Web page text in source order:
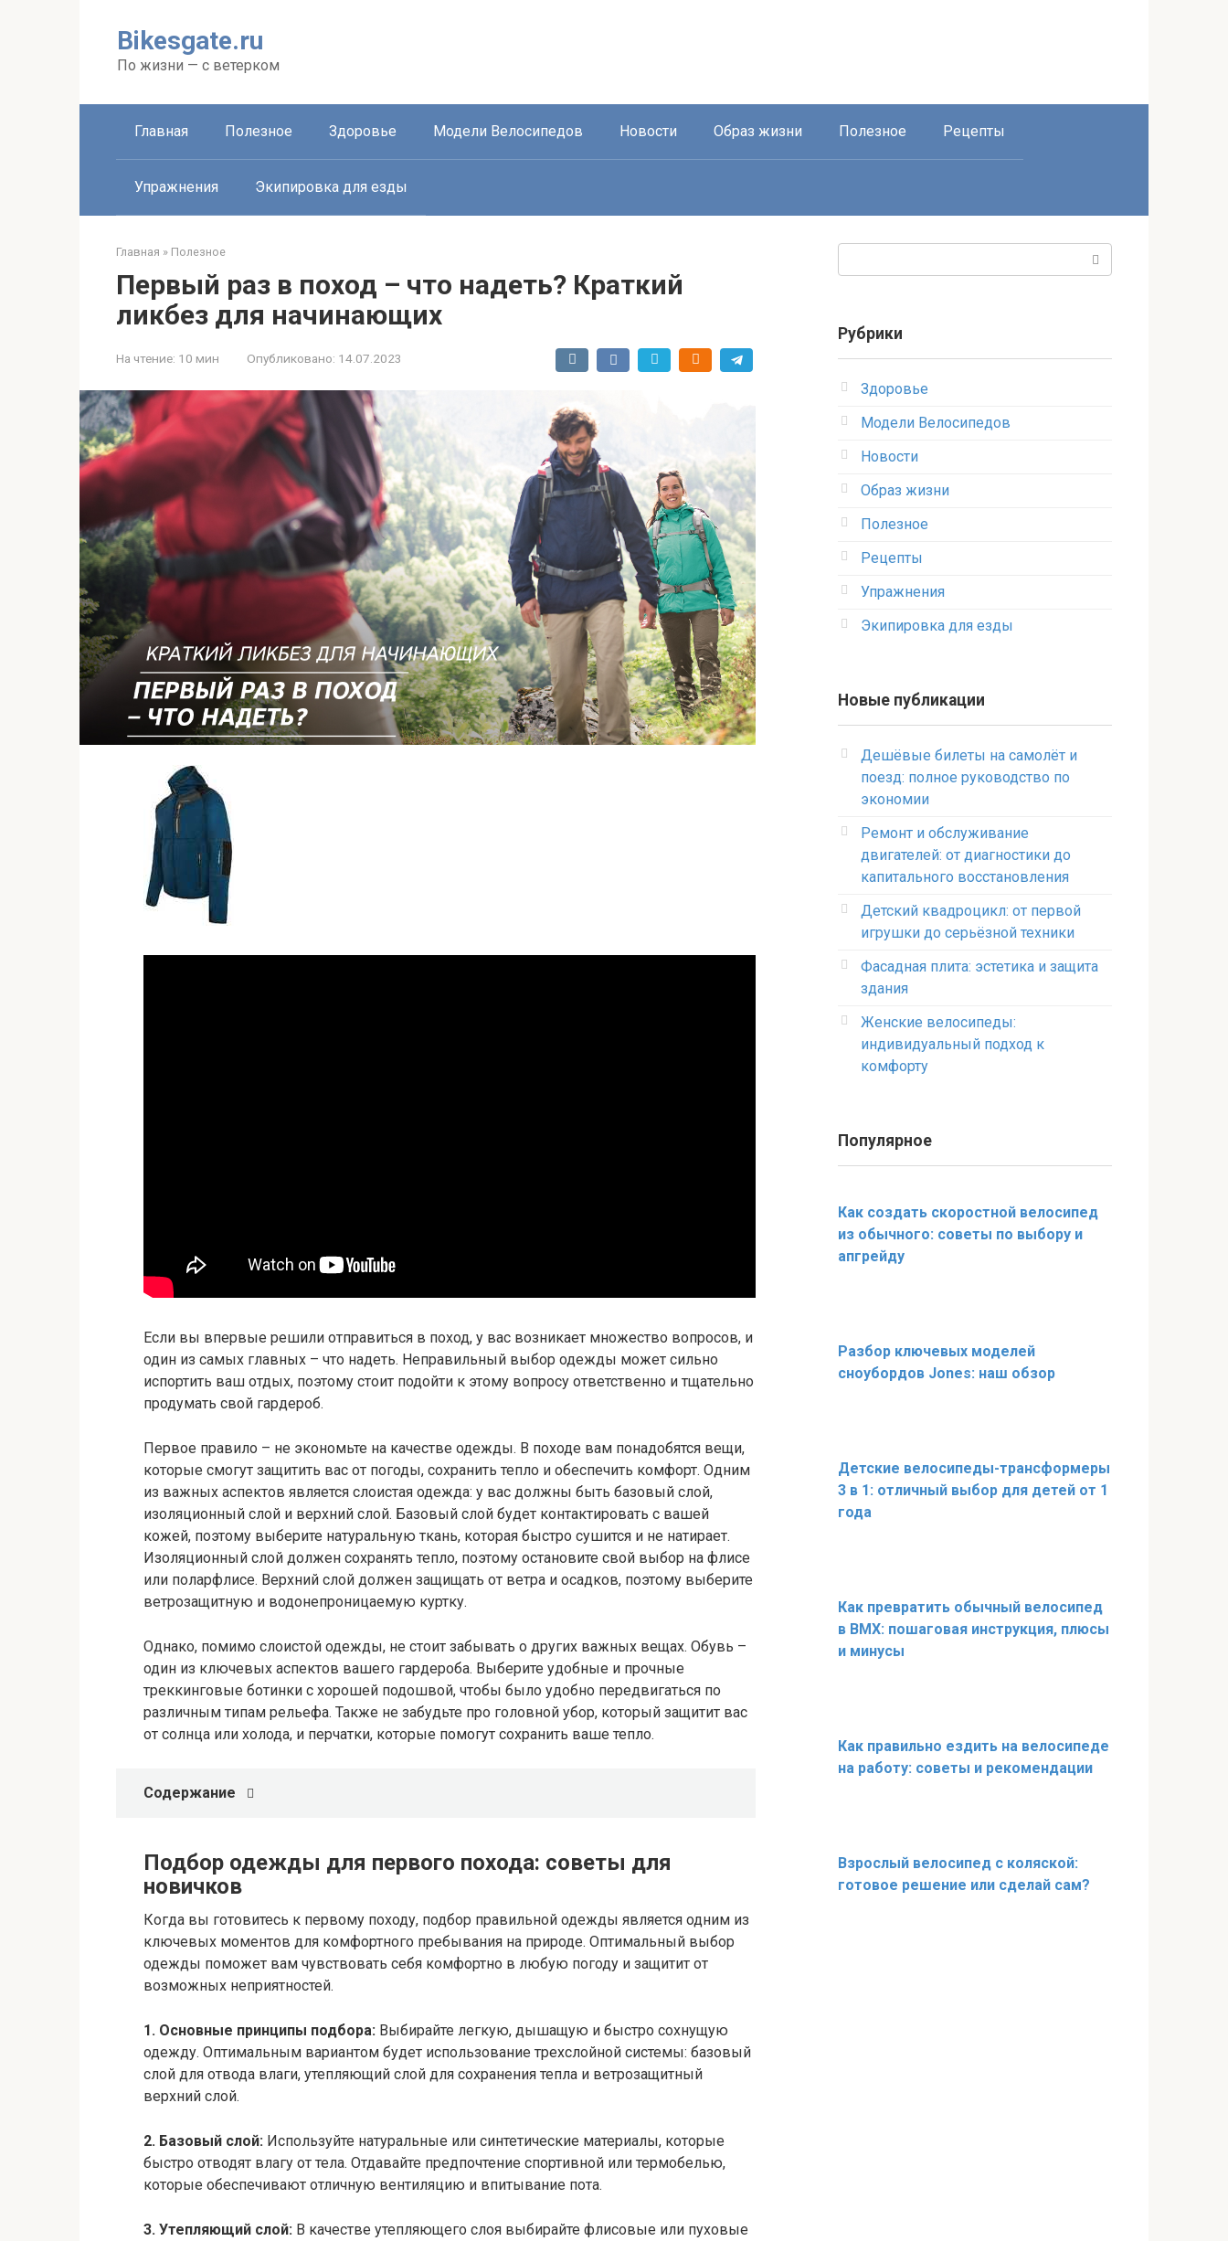
Bikesgate.ru
По жизни — с ветерком
Главная Полезное Здоровье Модели Велосипедов Новости Образ жизни Полезное Рецепты
Упражнения Экипировка для езды
Главная » Полезное
Первый раз в поход – что надеть? Краткий
ликбез для начинающих
На чтение: 10 мин Опубликовано: 14.07.2023
Если вы впервые решили отправиться в поход, у вас возникает множество вопросов, и
один из самых главных – что надеть. Неправильный выбор одежды может сильно
испортить ваш отдых, поэтому стоит подойти к этому вопросу ответственно и тщательно
продумать свой гардероб.
Первое правило – не экономьте на качестве одежды. В походе вам понадобятся вещи,
которые смогут защитить вас от погоды, сохранить тепло и обеспечить комфорт. Одним
из важных аспектов является слоистая одежда: у вас должны быть базовый слой,
изоляционный слой и верхний слой. Базовый слой будет контактировать с вашей
кожей, поэтому выберите натуральную ткань, которая быстро сушится и не натирает.
Изоляционный слой должен сохранять тепло, поэтому остановите свой выбор на флисе
или поларфлисе. Верхний слой должен защищать от ветра и осадков, поэтому выберите
ветрозащитную и водонепроницаемую куртку.
Однако, помимо слоистой одежды, не стоит забывать о других важных вещах. Обувь –
один из ключевых аспектов вашего гардероба. Выберите удобные и прочные
треккинговые ботинки с хорошей подошвой, чтобы было удобно передвигаться по
различным типам рельефа. Также не забудьте про головной убор, который защитит вас
от солнца или холода, и перчатки, которые помогут сохранить ваше тепло.
Содержание
Подбор одежды для первого похода: советы для
новичков
Когда вы готовитесь к первому походу, подбор правильной одежды является одним из
ключевых моментов для комфортного пребывания на природе. Оптимальный выбор
одежды поможет вам чувствовать себя комфортно в любую погоду и защитит от
возможных неприятностей.
1. Основные принципы подбора: Выбирайте легкую, дышащую и быстро сохнущую
одежду. Оптимальным вариантом будет использование трехслойной системы: базовый
слой для отвода влаги, утепляющий слой для сохранения тепла и ветрозащитный
верхний слой.
2. Базовый слой: Используйте натуральные или синтетические материалы, которые
быстро отводят влагу от тела. Отдавайте предпочтение спортивной или термобелью,
которые обеспечивают отличную вентиляцию и впитывание пота.
3. Утепляющий слой: В качестве утепляющего слоя выбирайте флисовые или пуховые
Рубрики
Здоровье
Модели Велосипедов
Новости
Образ жизни
Полезное
Рецепты
Упражнения
Экипировка для езды
Новые публикации
Дешёвые билеты на самолёт и
поезд: полное руководство по
экономии
Ремонт и обслуживание
двигателей: от диагностики до
капитального восстановления
Детский квадроцикл: от первой
игрушки до серьёзной техники
Фасадная плита: эстетика и защита
здания
Женские велосипеды:
индивидуальный подход к
комфорту
Популярное
Как создать скоростной велосипед
из обычного: советы по выбору и
апгрейду
Разбор ключевых моделей
сноубордов Jones: наш обзор
Детские велосипеды-трансформеры
3 в 1: отличный выбор для детей от 1
года
Как превратить обычный велосипед
в BMX: пошаговая инструкция, плюсы
и минусы
Как правильно ездить на велосипеде
на работу: советы и рекомендации
Взрослый велосипед с коляской:
готовое решение или сделай сам?